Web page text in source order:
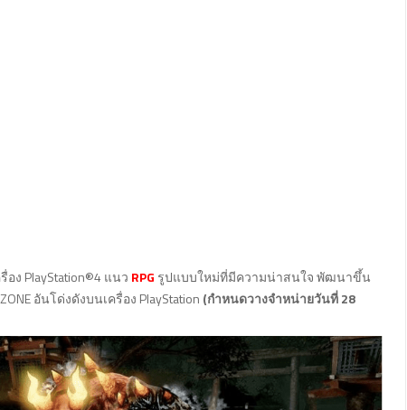
ง PlayStation®4 แนว RPG รูปแบบใหม่ที่มีความน่าสนใจ พัฒนาขึ้น
อันโด่งดังบนเครื่อง PlayStation (กำหนดวางจำหน่ายวันที่ 28